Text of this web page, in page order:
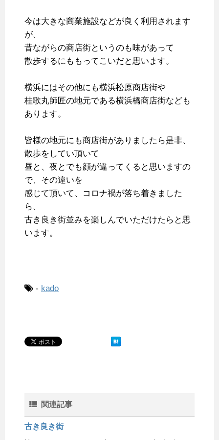
今は大きな商業施設などが良く利用されます
が、
昔ながらの商店街というのも味があって
散歩するにももってこいだと思います。
横浜にはその他にも横浜松原商店街や
桂歌丸師匠の地元である横浜橋商店街なども
あります。
皆様の地元にも商店街がありましたら是非、
散歩をしてい頂いて
昼と、夜とでも顔が違ってくると思いますの
で、その違いを
感じて頂いて、コロナ禍が落ち着きました
ら、
古き良き街並みを楽しんでいただけたらと思
います。
- kado
関連記事
古き良き街